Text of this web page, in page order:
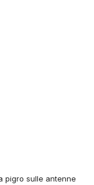
pigro sulle antenne